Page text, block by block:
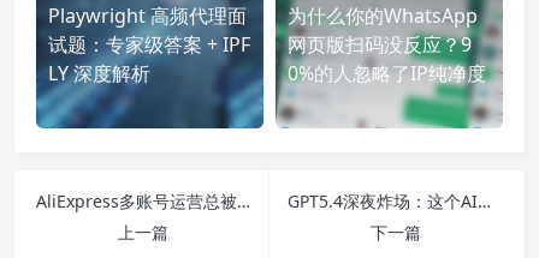
Playwright 高频代理面
试题：专家级答案 + IPF
LY 深度解析
为什么你的WhatsApp
网页版扫码没反应？9
0%的人忽略了IP纯净度
AliExpress多账号运营总被封？IP隔离的3个救命法则
上一篇
GPT5.4深夜炸场：这个AI不仅会聊天，现在连你的Excel都能自己填了
下一篇